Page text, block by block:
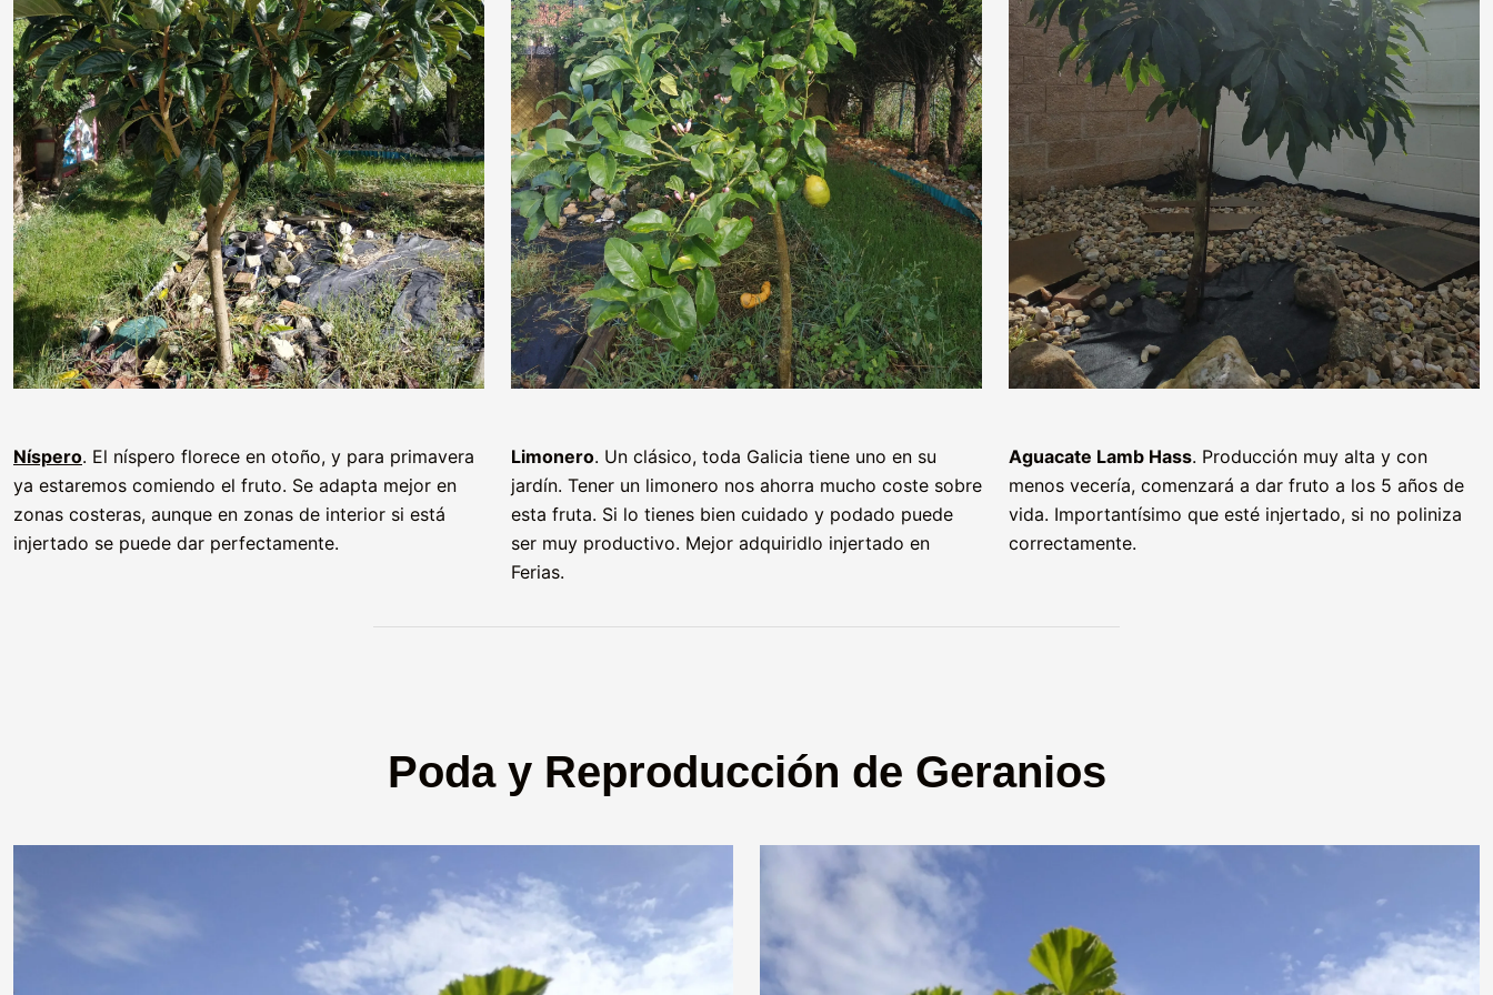
Níspero. El níspero florece en otoño, y para primavera
ya estaremos comiendo el fruto. Se adapta mejor en
zonas costeras, aunque en zonas de interior si está
injertado se puede dar perfectamente.
Limonero. Un clásico, toda Galicia tiene uno en su
jardín. Tener un limonero nos ahorra mucho coste sobre
esta fruta. Si lo tienes bien cuidado y podado puede
ser muy productivo. Mejor adquiridlo injertado en
Ferias.
Aguacate Lamb Hass. Producción muy alta y con
menos vecería, comenzará a dar fruto a los 5 años de
vida. Importantísimo que esté injertado, si no poliniza
correctamente.
Poda y Reproducción de Geranios